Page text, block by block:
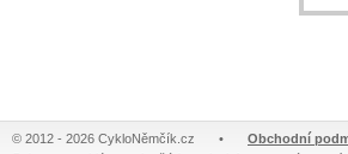
© 2012 - 2026 CykloNěmčík.cz • Obchodní